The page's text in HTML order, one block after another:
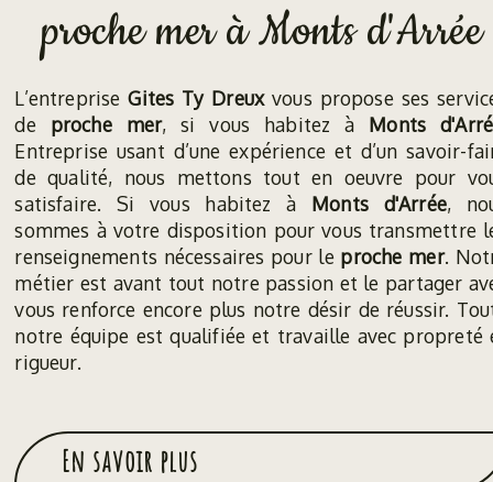
proche mer à Monts d'Arrée
L’entrepriseGites Ty Dreuxvous propose ses
de proche mer, si vous habitez à Monts
Entreprise usant d’une expérience et d’un savoir-
de qualité, nous mettons tout en oeuvre pour
satisfaire. Si vous habitez à Monts d'Arrée,
sommes à votre disposition pour vous transmettre
renseignements nécessaires pour le proche mer.
métier est avant tout notre passion et le partager
vous renforce encore plus notre désir de réussir.
notre équipe est qualifiée et travaille avec propreté
rigueur.
En savoir plus